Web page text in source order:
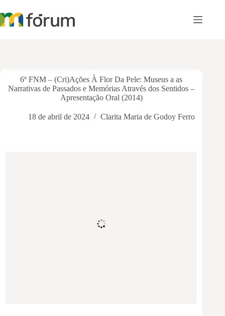
para
o
6º FNM – (Cri)Ações À Flor Da Pele: Museus a as
Narrativas de Passados e Memórias Através dos Sentidos –
Apresentação Oral (2014)
18 de abril de 2024 Clarita Maria de Godoy Ferro